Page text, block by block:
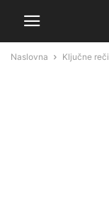
Naslovna Ključne reči